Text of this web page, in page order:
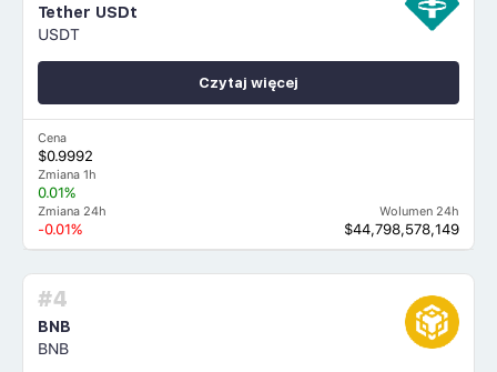
Tether USDt
USDT
Cena
$0.9992
Zmiana 1h
0.01%
Zmiana 24h
-0.01%
Wolumen 24h
$44,798,578,149
Czytaj więcej
#4
BNB
BNB